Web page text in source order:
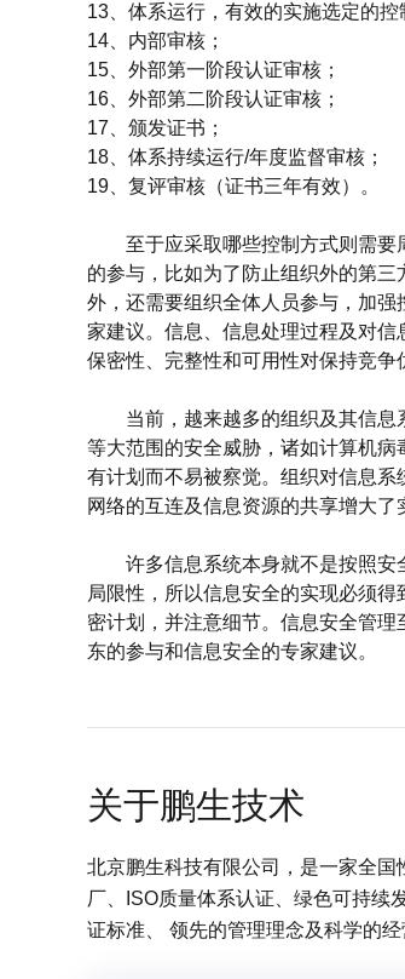
13、体系运行，有效的实施选定的控
14、内部审核；
15、外部第一阶段认证审核；
16、外部第二阶段认证审核；
17、颁发证书；
18、体系持续运行/年度监督审核；
19、复评审核（证书三年有效）。
至于应采取哪些控制方式则需要
的参与，比如为了防止组织外的第
外，还需要组织全体人员参与，加
家建议。信息、信息处理过程及对
保密性、完整性和可用性对保持竞争
当前，越来越多的组织及其信息
等大范围的安全威胁，诸如计算机
有计划而不易被察觉。组织对信息
网络的互连及信息资源的共享增大了
许多信息系统本身就不是按照安
局限性，所以信息安全的实现必须
密计划，并注意细节。信息安全管
东的参与和信息安全的专家建议。
关于鹏生技术
北京鹏生科技有限公司，是一家全
厂、ISO质量体系认证、绿色可持续
证标准、 领先的管理理念及科学的